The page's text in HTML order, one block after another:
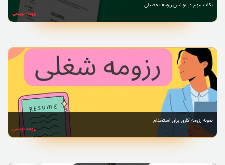
نکات مهم در نوشتن رزومه تحصیلی
رزومه نویسی
نمونه رزومه کاری برای استخدام
رزومه نویسی